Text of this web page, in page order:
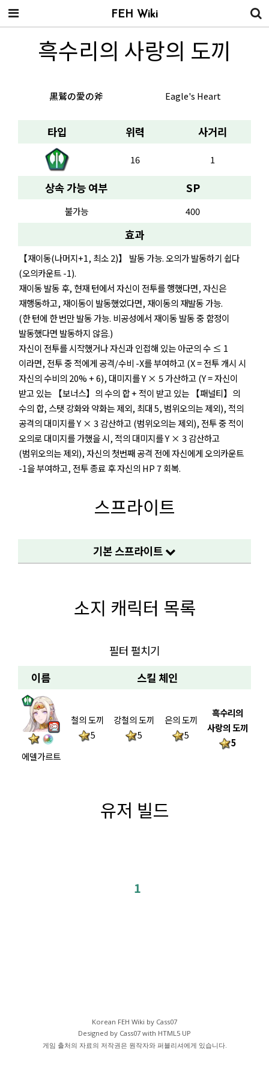
흑수리의 사랑의 도끼
黒鷲の愛の斧 Eagle's Heart
타입 위력 사거리
16 1
상속 가능 여부 SP
불가능 400
효과
【재이동(나머지+1, 최소 2)】 발동 가능. 오의가 발동하기 쉽다
(오의카운트 -1).
재이동 발동 후, 현재 턴에서 자신이 전투를 행했다면, 자신은
재행동하고, 재이동이 발동했었다면, 재이동의 재발동 가능.
(한 턴에 한 번만 발동 가능. 비공성에서 재이동 발동 중 함정이
발동했다면 발동하지 않음.)
자신이 전투를 시작했거나 자신과 인접해 있는 아군의 수 ≤ 1
이라면, 전투 중 적에게 공격/수비 -X를 부여하고 (X = 전투 개시 시
자신의 수비의 20% + 6), 대미지를 Y × 5 가산하고 (Y = 자신이
받고 있는 【보너스】의 수의 합 + 적이 받고 있는 【패널티】의
수의 합, 스탯 강화와 약화는 제외, 최대 5, 범위오의는 제외), 적의
공격의 대미지를 Y × 3 감산하고 (범위오의는 제외), 전투 중 적이
오의로 대미지를 가했을 시, 적의 대미지를 Y × 3 감산하고
(범위오의는 제외), 자신의 첫번째 공격 전에 자신에게 오의카운트
-1을 부여하고, 전투 종료 후 자신의 HP 7 회복.
스프라이트
기본 스프라이트
소지 캐릭터 목록
필터 펼치기
이름 스킬 체인
에델가르트
철의 도끼
5
강철의 도끼
5
은의 도끼
5
흑수리의
사랑의 도끼
5
유저 빌드
1
Korean FEH Wiki by Cass07
Designed by Cass07 with HTML5 UP
게임 출처의 자료의 저작권은 원작자와 퍼블리셔에게 있습니다.
FEH Wiki